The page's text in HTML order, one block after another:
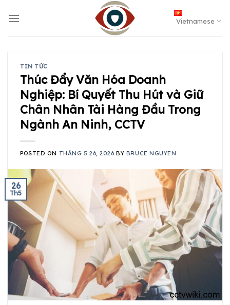
Vietnamese
TIN TỨC
Thúc Đẩy Văn Hóa Doanh
Nghiệp: Bí Quyết Thu Hút và Giữ
Chân Nhân Tài Hàng Đầu Trong
Ngành An Ninh, CCTV
POSTED ON THÁNG 5 26, 2026 BY BRUCE NGUYEN
26
Th5